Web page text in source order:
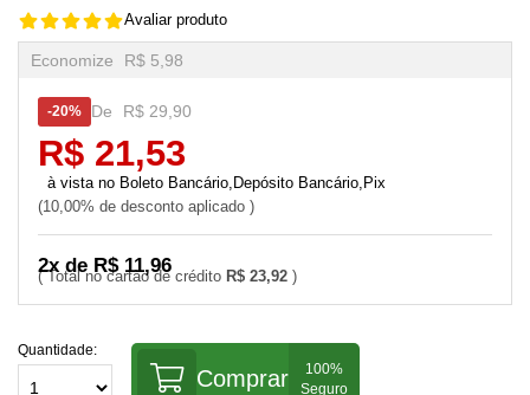
Avaliar produto
De R$ 29,90
R$ 23,92
Economize R$ 5,98
20%
2x de R$ 11,96
R$ 21,53
10,00% de desconto aplicado
Boleto Bancário,Depósito Bancário,Pix
Quantidade:
Comprar